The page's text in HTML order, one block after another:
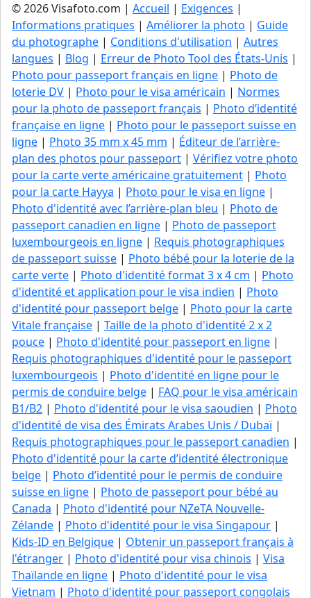
© 2026 Visafoto.com | Accueil | Exigences |
Informations pratiques | Améliorer la photo | Guide
du photographe | Conditions d'utilisation | Autres
langues | Blog | Erreur de Photo Tool des États-Unis |
Photo pour passeport français en ligne | Photo de
loterie DV | Photo pour le visa américain | Normes
pour la photo de passeport français | Photo d’identité
française en ligne | Photo pour le passeport suisse en
ligne | Photo 35 mm x 45 mm | Éditeur de l’arrière-
plan des photos pour passeport | Vérifiez votre photo
pour la carte verte américaine gratuitement | Photo
pour la carte Hayya | Photo pour le visa en ligne |
Photo d'identité avec l’arrière-plan bleu | Photo de
passeport canadien en ligne | Photo de passeport
luxembourgeois en ligne | Requis photographiques
de passeport suisse | Photo bébé pour la loterie de la
carte verte | Photo d'identité format 3 x 4 cm | Photo
d'identité et application pour le visa indien | Photo
d'identité pour passeport belge | Photo pour la carte
Vitale française | Taille de la photo d'identité 2 x 2
pouce | Photo d'identité pour passeport en ligne |
Requis photographiques d'identité pour le passeport
luxembourgeois | Photo d'identité en ligne pour le
permis de conduire belge | FAQ pour le visa américain
B1/B2 | Photo d'identité pour le visa saoudien | Photo
d'identité de visa des Émirats Arabes Unis / Dubaï|
Requis photographiques pour le passeport canadien |
Photo d'identité pour la carte d’identité électronique
belge | Photo d’identité pour le permis de conduire
suisse en ligne | Photo de passeport pour bébé au
Canada | Photo d'identité pour NZeTA Nouvelle-
Zélande | Photo d'identité pour le visa Singapour |
Kids-ID en Belgique | Obtenir un passeport français à
l'étranger | Photo d'identité pour visa chinois | Visa
Thaïlande en ligne | Photo d'identité pour le visa
Vietnam | Photo d'identité pour passeport congolais